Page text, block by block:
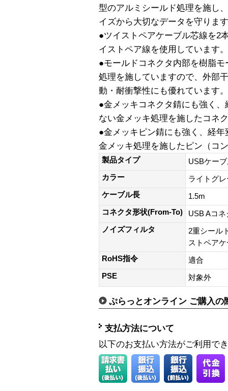
型のアルミシールド処理を施し
イズから大切なデータを守りま
●ツイストペアケーブル芯線を2
イストペア線を使用しています。
●モールドコネクタ内部を樹脂
処理を施していますので、外部
動・耐衝撃性にも優れています。
●金メッキコネクタ錆にも強く
ない金メッキ処理を施したコネ
●金メッキピン錆にも強く、経
金メッキ処理を施したピン（コ
製品タイプ
USBケー
カラー
ライトグレ
ケーブル長
1.5m
コネクタ形状(From-To)
USB Aコ
ノイズフィルタ
2重シール
ストペア
RoHS指令
適合
PSE
対象外
ぷらっとオンライン ご購入の
支払方法について
以下のお支払い方法がご利用で